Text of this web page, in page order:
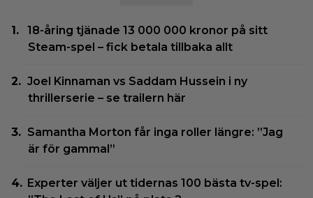
18-åring tjänade 13 000 000 kronor på sitt
Steam-spel – fick betala tillbaka allt
Joel Kinnaman vs Saddam Hussein i ny
thrillerserie – se trailern här
Samantha Morton får inga roller längre: ”Jag
är för gammal”
Experter väljer ut tidernas 100 bästa tv-spel: